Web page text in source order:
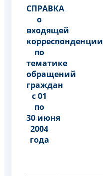
СПРАВКА
о
входящей
корреспонденции
по
тематике
обращений
граждан
с 01
по
30 июня
2004
года